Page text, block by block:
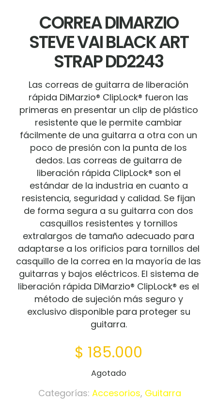
CORREA DIMARZIO
STEVE VAI BLACK ART
STRAP DD2243
Las correas de guitarra de liberación
rápida DiMarzio® ClipLock® fueron las
primeras en presentar un clip de plástico
resistente que le permite cambiar
fácilmente de una guitarra a otra con un
poco de presión con la punta de los
dedos. Las correas de guitarra de
liberación rápida ClipLock® son el
estándar de la industria en cuanto a
resistencia, seguridad y calidad. Se fijan
de forma segura a su guitarra con dos
casquillos resistentes y tornillos
extralargos de tamaño adecuado para
adaptarse a los orificios para tornillos del
casquillo de la correa en la mayoría de las
guitarras y bajos eléctricos. El sistema de
liberación rápida DiMarzio® ClipLock® es el
método de sujeción más seguro y
exclusivo disponible para proteger su
guitarra.
$ 185.000
Agotado
Categorías: Accesorios, Guitarra